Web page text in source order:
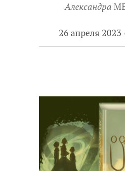
Александра
26 апреля 2023